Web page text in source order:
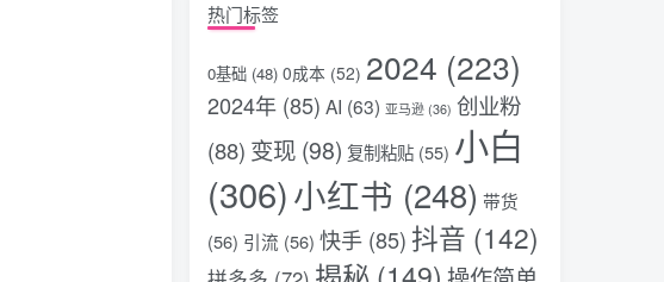
热门标签
0基础 (48) 0成本 (52) 2024 (223)
2024年 (85) AI (63) 亚马逊 (36) 创业粉
(88) 变现 (98) 复制粘贴 (55) 小白
(306)小红书 (248) 带货
(56) 引流 (56) 快手 (85) 抖音 (142)